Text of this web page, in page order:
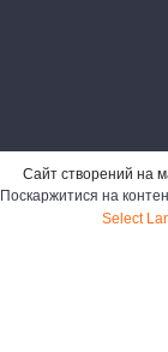
Сайт створений на
Поскаржитися на
Select